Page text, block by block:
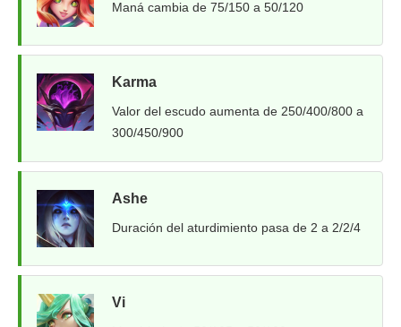
Maná cambia de 75/150 a 50/120
Karma
Valor del escudo aumenta de 250/400/800 a
300/450/900
Ashe
Duración del aturdimiento pasa de 2 a 2/2/4
Vi